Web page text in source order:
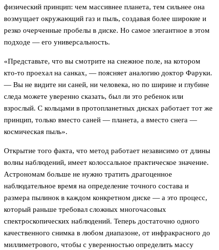
физический принцип: чем массивнее планета, тем сильнее она
возмущает окружающий газ и пыль, создавая более широкие и
резко очерченные пробелы в диске. Но самое элегантное в этом
подходе — его универсальность.
«Представьте, что вы смотрите на снежное поле, на котором
кто-то проехал на санках, — поясняет аналогию доктор Фаруки.
— Вы не видите ни саней, ни человека, но по ширине и глубине
следа можете уверенно сказать, был ли это ребенок или
взрослый. С кольцами в протопланетных дисках работает тот же
принцип, только вместо саней — планета, а вместо снега —
космическая пыль».
Открытие того факта, что метод работает независимо от длины
волны наблюдений, имеет колоссальное практическое значение.
Астрономам больше не нужно тратить драгоценное
наблюдательное время на определение точного состава и
размера пылинок в каждом конкретном диске — а это процесс,
который раньше требовал сложных многочасовых
спектроскопических наблюдений. Теперь достаточно одного
качественного снимка в любом диапазоне, от инфракрасного до
миллиметрового, чтобы с уверенностью определить массу